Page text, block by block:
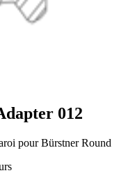
012
pour Bürstner Round